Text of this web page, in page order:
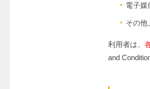
電子媒
その他
利用者は、
and